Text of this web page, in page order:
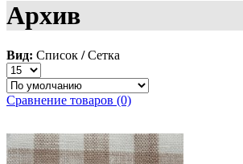
Архив
Вид: Список / Сетка
Сравнение товаров (0)